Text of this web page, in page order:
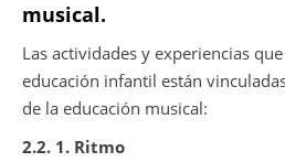
musical.
Las actividades y experiencias
educación infantil están
de la educación musical:
2.2. 1. Ritmo